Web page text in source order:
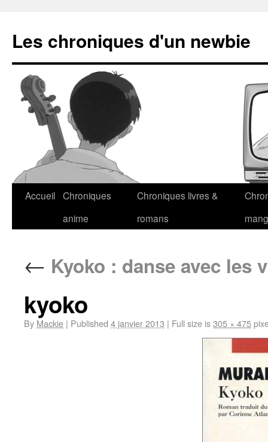
Les chroniques d'un newbie
Accueil Chroniques
anime
Chroniques livres &
romans
← Kyoko : danse avec les
kyoko
By Mackie | Published 4 janvier 2013 | Full size is305 × 475